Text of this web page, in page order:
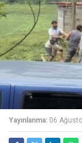
Yayınlanma: 06